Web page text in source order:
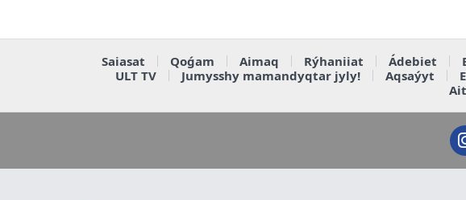
Saiasat Qoǵam Aimaq Rýhaniiat Ádebiet
ULT TV
Jumysshy mamandyqtar jyly! Aqsaýyt